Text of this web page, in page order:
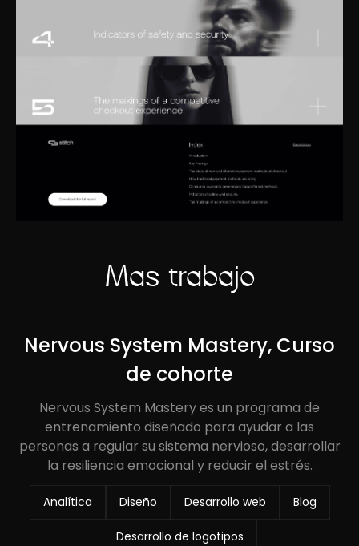
Más trabajo
Nervous System Mastery, Curso
de cohorte
Nervous System Mastery es un programa de
entrenamiento diseñado para ayudar a las
personas a regular su sistema nervioso, desarrollar
la resiliencia emocional y reducir el estrés.
Analítica Diseño Desarrollo web Blog
Desarrollo de logotipos